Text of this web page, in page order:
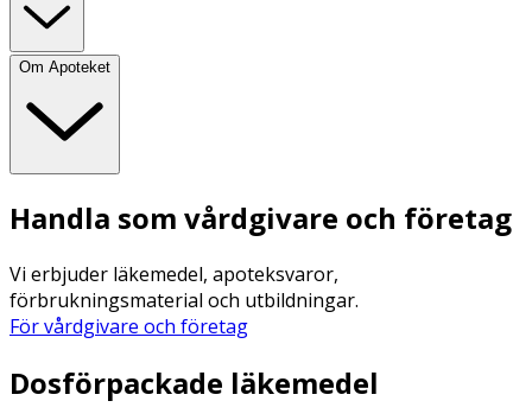
Om Apoteket
Handla som vårdgivare och företag
Vi erbjuder läkemedel, apoteksvaror,
förbrukningsmaterial och utbildningar.
För vårdgivare och företag
Dosförpackade läkemedel